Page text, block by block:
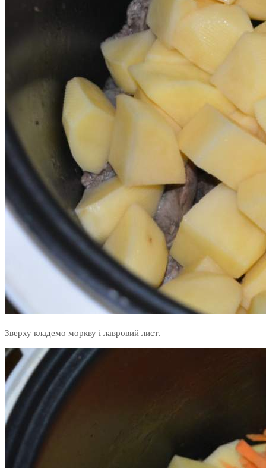
Зверху кладемо моркву і лавровий лист.